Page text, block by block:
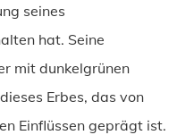
seines
hat. Seine
mit dunkelgrünen
Erbes, das von
Einflüssen geprägt ist.